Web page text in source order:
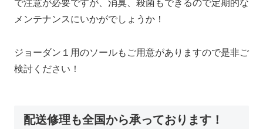
で注意が必要ですが、消臭、殺菌もできるので定期的な
メンテナンスにいかがでしょうか！
ジョーダン１用のソールもご用意がありますので是非ご
検討ください！
配送修理も全国から承っております！